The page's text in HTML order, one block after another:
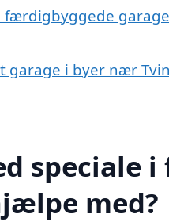
garage i byer nær
speciale
med?